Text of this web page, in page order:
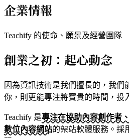
企業情報
Teachify 的使命、願景及經營團隊
創業之初：起心動念
因為資訊技術是我們擅長的，我們
你，則更能專注將寶貴的時間，投
Teachify 是專注在協助內容創作者
數位內容網站的架站軟體服務。採